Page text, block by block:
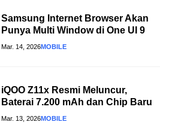
Samsung Internet Browser Akan
Punya Multi Window di One UI 9
Mar. 14, 2026MOBILE
iQOO Z11x Resmi Meluncur,
Baterai 7.200 mAh dan Chip Baru
Mar. 13, 2026MOBILE